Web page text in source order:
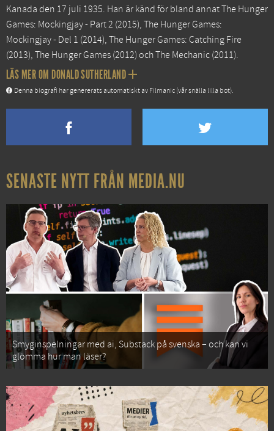
Kanada den 17 juli 1935. Han är känd för bland annatThe Hunger
Games: Mockingjay - Part 2 (2015), The Hunger Games:
Mockingjay - Del 1 (2014), The Hunger Games: Catching Fire
(2013), The Hunger Games (2012) ochThe Mechanic (2011).
LÄS MER OM DONALD SUTHERLAND
Denna biografi har genererats automatiskt av Filmanic (vår snälla lilla bot).
SENASTE NYTT FRÅN MEDIA.NU
Smyginspelningar med ai, Substack på svenska – och kan vi
glömma hur man läser?